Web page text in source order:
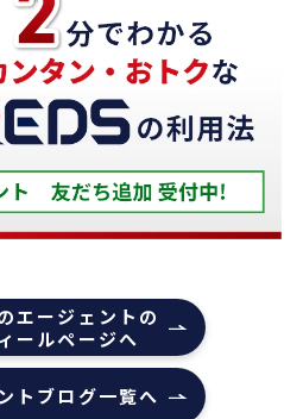
変お世話になりました。
中、数々の条件を伝えたとこ
案していただきました。
でき、打ち合わせの時に、冗
動産売却のことを忘れてしま
迅速に対応していただ感謝し
REDSを利用したいし、紹介
す。
下山さんをオススメします！
いました！
エージェントの
ールページへ
トブログ一覧へ